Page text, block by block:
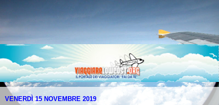
VENERDÌ 15 NOVEMBRE 2019